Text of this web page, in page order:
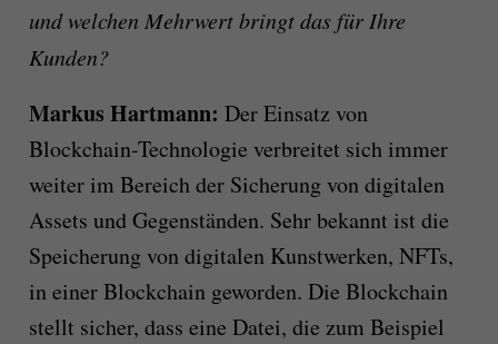
und welchen Mehrwert bringt das für Ihre
Kunden?
Markus Hartmann: Der Einsatz von
Blockchain-Technologie verbreitet sich immer
weiter im Bereich der Sicherung von digitalen
Assets und Gegenständen. Sehr bekannt ist die
Speicherung von digitalen Kunstwerken, NFTs,
in einer Blockchain geworden. Die Blockchain
stellt sicher, dass eine Datei, die zum Beispiel